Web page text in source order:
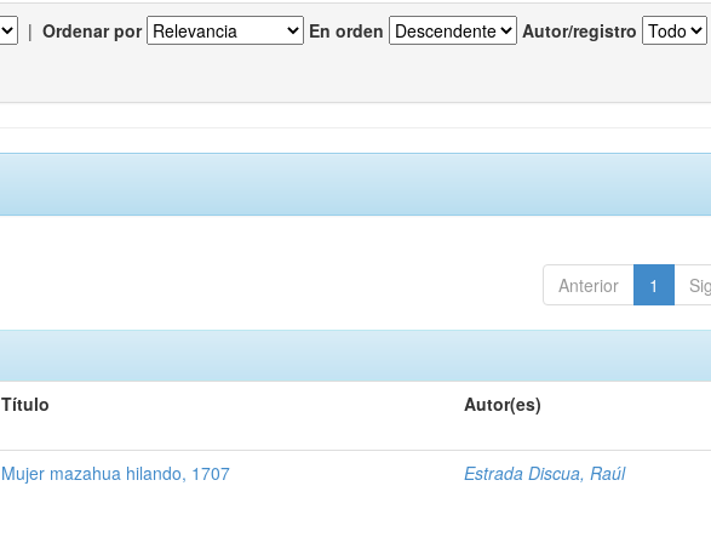
| Ordenar por En orden Autor/registro
Anterior 1
Título Autor(es)
Mujer mazahua hilando, 1707 Estrada Discua, Raúl